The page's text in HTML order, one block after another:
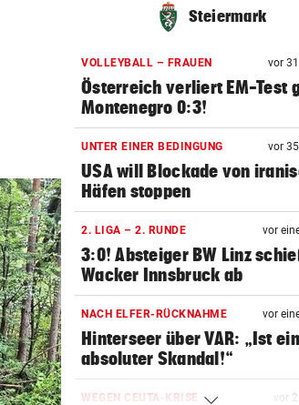
Steiermark
VOLLEYBALL – FRAUEN vor
Österreich verliert EM-Test
Montenegro 0:3!
UNTER EINER BEDINGUNG vor
USA will Blockade von
Häfen stoppen
2. LIGA – 2. RUNDE vor
3:0! Absteiger BW Linz
Wacker Innsbruck ab
NACH ELFER-RÜCKNAHME vor
Hinterseer über VAR: „Ist ein
absoluter Skandal!“
WEGEN CEUTA-KRISE vor